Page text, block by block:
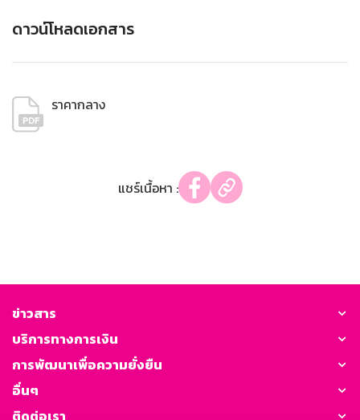
ดาวน์โหลดเอกสาร
ราคากลาง
แชร์เนื้อหา :
ข่าวสาร
บริการทางการเงิน
การพัฒนาเพื่อความยั่งยืน
อื่นๆ